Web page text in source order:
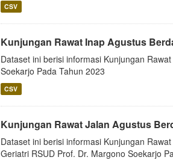
CSV
Kunjungan Rawat Inap Agustus
Dataset ini berisi informasi Kunjungan
Soekarjo Pada Tahun 2023
CSV
Kunjungan Rawat Jalan Agustus
Dataset ini berisi informasi Kunjungan
Geriatri RSUD Prof. Dr. Margono Soekarjo